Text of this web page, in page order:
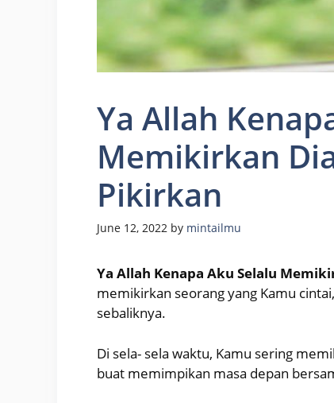
Ya Allah
Memikirkan
Pikirkan
June 12, 2022 by mintailmu
Ya Allah Kenapa Aku Selalu
memikirkan seorang yang Kamu
sebaliknya.
Di sela- sela waktu, Kamu sering
buat memimpikan masa depan